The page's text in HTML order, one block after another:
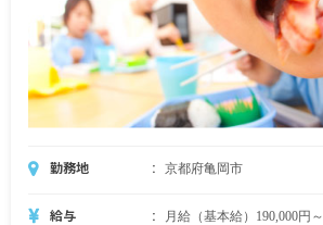
勤務地 京都府亀岡市
給与 月給（基本給）190,000円～